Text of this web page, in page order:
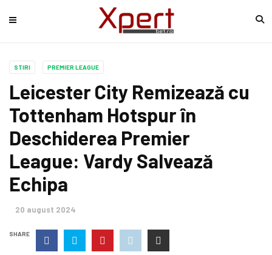
STIRI PREMIER LEAGUE
Leicester City Remizează cu
Tottenham Hotspur în
Deschiderea Premier
League: Vardy Salvează
Echipa
20 august 2024
SHARE